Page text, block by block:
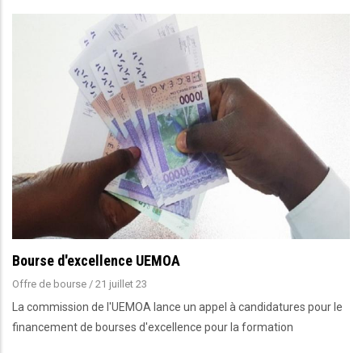
Bourse d'excellence UEMOA
Offre de bourse / 21 juillet 23
La commission de l'UEMOA lance un appel à candidatures pour le
financement de bourses d'excellence pour la formation